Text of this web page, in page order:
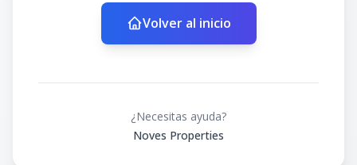
Volver al inicio
¿Necesitas ayuda?
Noves Properties